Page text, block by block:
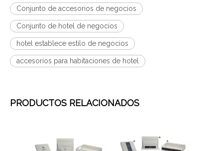
Conjunto de accesorios de negocios
Conjunto de hotel de negocios
hotel establece estilo de negocios
accesorios para habitaciones de hotel
PRODUCTOS RELACIONADOS